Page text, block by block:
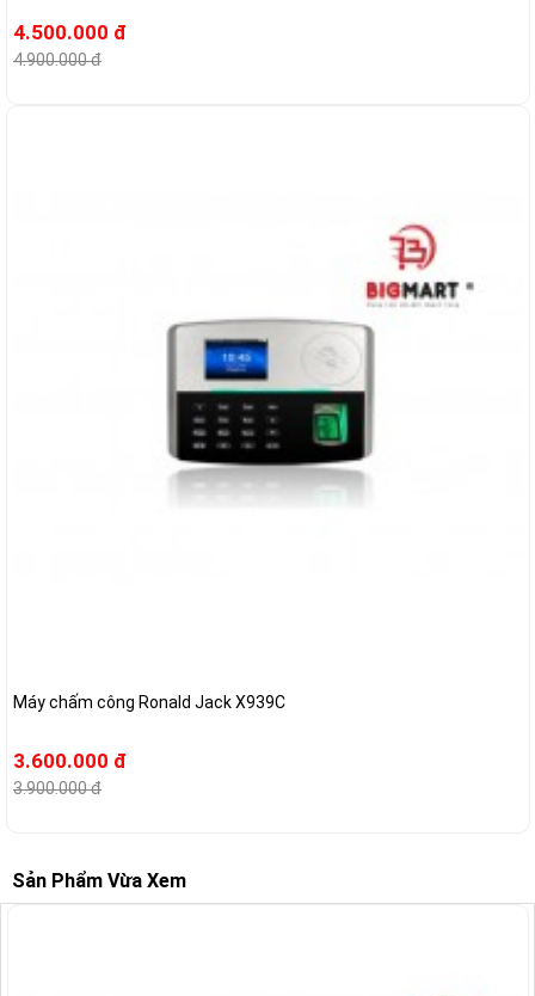
4.500.000 đ
4.900.000 đ
Máy chấm công Ronald Jack X939C
3.600.000 đ
3.900.000 đ
Sản Phẩm Vừa Xem